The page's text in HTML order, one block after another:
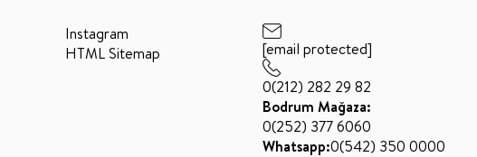
Instagram
HTML Sitemap
[email protected]
0(212) 282 29 82
Bodrum Mağaza:
0(252) 377 6060
Whatsapp:0(542) 350 0000